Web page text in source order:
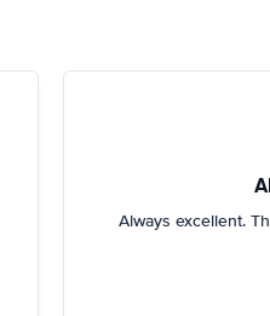
Always excellent.